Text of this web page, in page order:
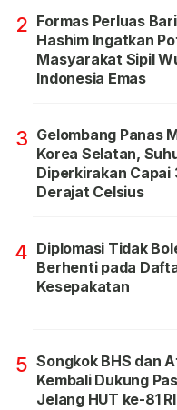
2 Formas Perluas
Hashim Ingatkan
Masyarakat Sipil
Indonesia Emas
3 Gelombang Panas
Korea Selatan,
Diperkirakan Capai
Derajat Celsius
4 Diplomasi Tidak
Berhenti pada
Kesepakatan
5 Songkok BHS dan
Kembali Dukung
Jelang HUT ke-81 RI